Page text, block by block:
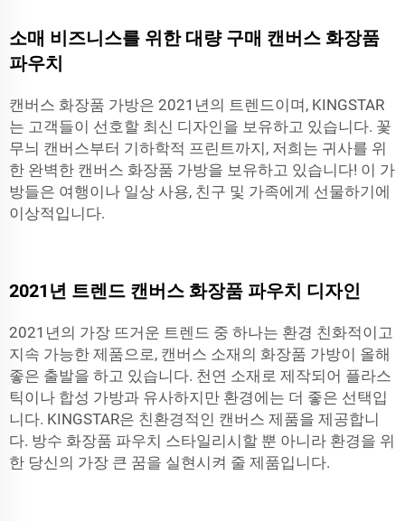
소매 비즈니스를 위한 대량 구매 캔버스 화장품
파우치
캔버스 화장품 가방은 2021년의 트렌드이며, KINGSTAR
는 고객들이 선호할 최신 디자인을 보유하고 있습니다. 꽃
무늬 캔버스부터 기하학적 프린트까지, 저희는 귀사를 위
한 완벽한 캔버스 화장품 가방을 보유하고 있습니다! 이 가
방들은 여행이나 일상 사용, 친구 및 가족에게 선물하기에
이상적입니다.
2021년 트렌드 캔버스 화장품 파우치 디자인
2021년의 가장 뜨거운 트렌드 중 하나는 환경 친화적이고
지속 가능한 제품으로, 캔버스 소재의 화장품 가방이 올해
좋은 출발을 하고 있습니다. 천연 소재로 제작되어 플라스
틱이나 합성 가방과 유사하지만 환경에는 더 좋은 선택입
니다. KINGSTAR은 친환경적인 캔버스 제품을 제공합니
다. 방수 화장품 파우치 스타일리시할 뿐 아니라 환경을 위
한 당신의 가장 큰 꿈을 실현시켜 줄 제품입니다.